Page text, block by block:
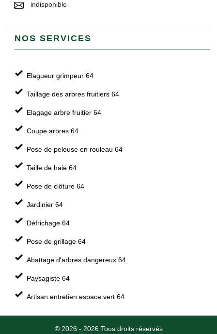
indisponible
NOS SERVICES
Elagueur grimpeur 64
Taillage des arbres fruitiers 64
Elagage arbre fruitier 64
Coupe arbres 64
Pose de pelouse en rouleau 64
Taille de haie 64
Pose de clôture 64
Jardinier 64
Défrichage 64
Pose de grillage 64
Abattage d'arbres dangereux 64
Paysagiste 64
Artisan entretien espace vert 64
© 2026 - 2026 Tous droits réservés